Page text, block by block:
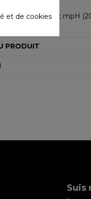
Giant: - Giant mpH
PRODUIT
Suis
et de cookies